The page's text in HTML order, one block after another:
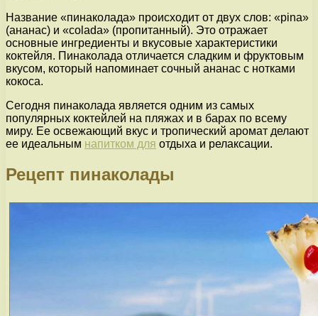
Название «пинаколада» происходит от двух слов: «pina»
(ананас) и «colada» (пропитанный). Это отражает
основные ингредиенты и вкусовые характеристики
коктейля. Пинаколада отличается сладким и фруктовым
вкусом, который напоминает сочный ананас с нотками
кокоса.
Сегодня пинаколада является одним из самых
популярных коктейлей на пляжах и в барах по всему
миру. Ее освежающий вкус и тропический аромат делают
ее идеальным напитком для отдыха и релаксации.
Рецепт пинаколады